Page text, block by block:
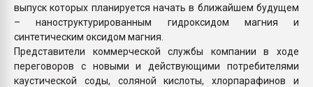
выпуск которых планируется начать в ближайшем будущем
– наноструктурированным гидроксидом магния и
синтетическим оксидом магния.
Представители коммерческой службы компании в ходе
переговоров с новыми и действующими потребителями
каустической соды, соляной кислоты, хлорпарафинов и